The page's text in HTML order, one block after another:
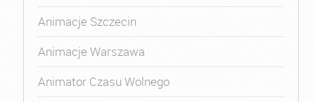
Animacje Szczecin
Animacje Warszawa
Animator Czasu Wolnego